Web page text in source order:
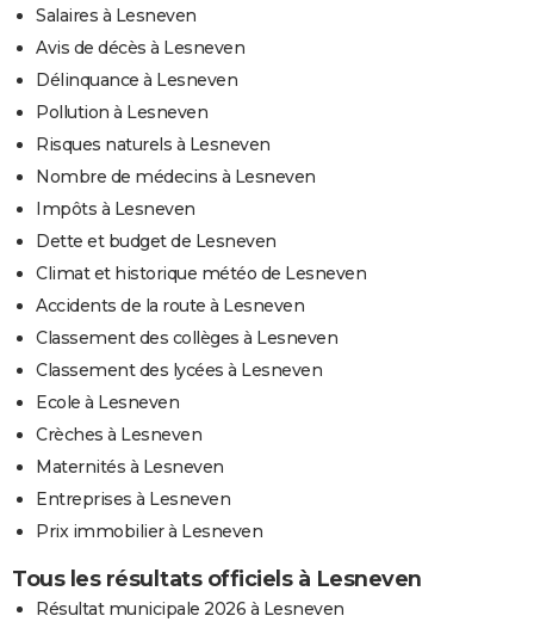
Salaires à Lesneven
Avis de décès à Lesneven
Délinquance à Lesneven
Pollution à Lesneven
Risques naturels à Lesneven
Nombre de médecins à Lesneven
Impôts à Lesneven
Dette et budget de Lesneven
Climat et historique météo de Lesneven
Accidents de la route à Lesneven
Classement des collèges à Lesneven
Classement des lycées à Lesneven
Ecole à Lesneven
Crèches à Lesneven
Maternités à Lesneven
Entreprises à Lesneven
Prix immobilier à Lesneven
Tous les résultats officiels à Lesneven
Résultat municipale 2026 à Lesneven